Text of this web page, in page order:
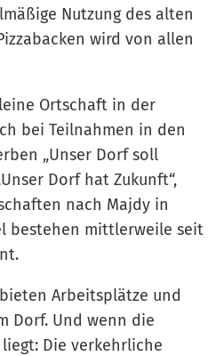
Nutzung des alten
wird von allen
Ortschaft in der
bei Teilnahmen in den
„Unser Dorf soll
Dorf hat Zukunft“,
nach Majdy in
bestehen mittlerweile seit
Arbeitsplätze und
Dorf. Und wenn die
Die verkehrliche